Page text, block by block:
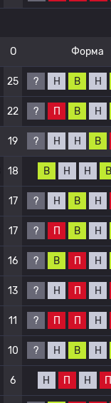
О Форма
25 ? Н В Н
22 ? П В Н
19 ? Н Н В
18 В Н Н В
17 ? Н В Н
17 ? П В Н
16 ? В П Н
13 ? Н П Н
11 ? П П Н
10 ? Н В Н
6 Н П Н П